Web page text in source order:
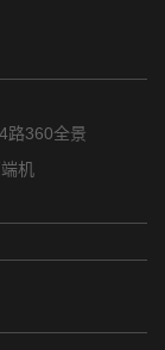
路360全景
机